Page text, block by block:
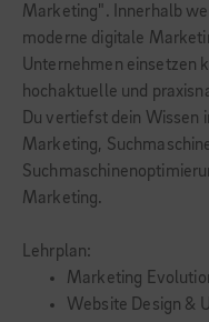
Marketing". Innerhalb
moderne digitale
Unternehmen einsetzen
hochaktuelle und
Du vertiefst dein Wissen
Marketing,
Marketing.
Lehrplan:
Marketing
Website Design &